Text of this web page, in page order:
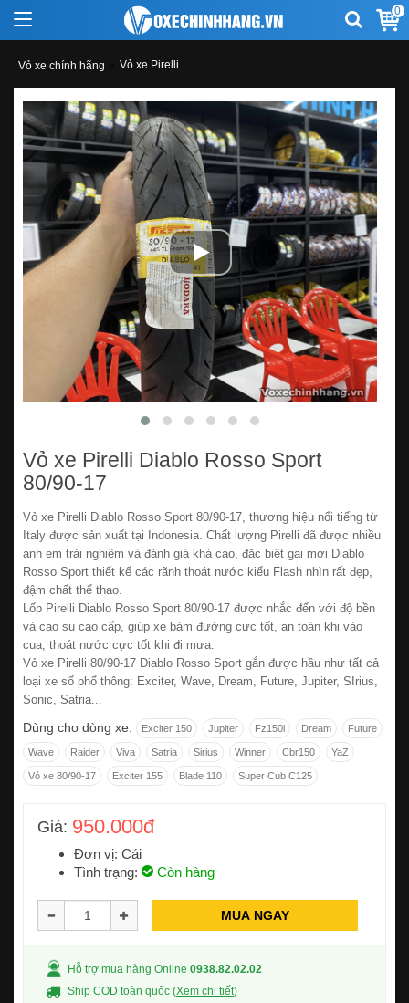
0
Vỏ xe chính hãng Vỏ xe Pirelli
Vỏ xe Pirelli Diablo Rosso Sport
80/90-17
Vỏ xe Pirelli Diablo Rosso Sport 80/90-17, thương hiệu nổi tiếng từ
Italy được sản xuất tại Indonesia. Chất lượng Pirelli đã được nhiều
anh em trải nghiệm và đánh giá khá cao, đặc biệt gai mới Diablo
Rosso Sport thiết kế các rãnh thoát nước kiểu Flash nhìn rất đẹp,
đậm chất thể thao.
Lốp Pirelli Diablo Rosso Sport 80/90-17 được nhắc đến với độ bền
và cao su cao cấp, giúp xe bám đường cực tốt, an toàn khi vào
cua, thoát nước cực tốt khi đi mưa.
Vỏ xe Pirelli 80/90-17 Diablo Rosso Sport gắn được hầu như tất cả
loại xe số phổ thông: Exciter, Wave, Dream, Future, Jupiter, SIrius,
Sonic, Satria...
Dùng cho dòng xe: Exciter 150 Jupiter Fz150i Dream Future
Wave Raider Viva Satria Sirius Winner Cbr150 YaZ
Vỏ xe 80/90-17 Exciter 155 Blade 110 Super Cub C125
Giá: 950.000đ
Đơn vị: Cái
Tình trạng:
Còn hàng
MUA NGAY
Hỗ trợ mua hàng Online 0938.82.02.02
Ship COD toàn quốc (Xem chi tiết)